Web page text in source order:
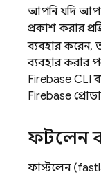
আপনি যদি
প্রকাশ করার
ব্যবহার
ব্যবহার করার
Firebase CLI
Firebase
ফাস্টলেন